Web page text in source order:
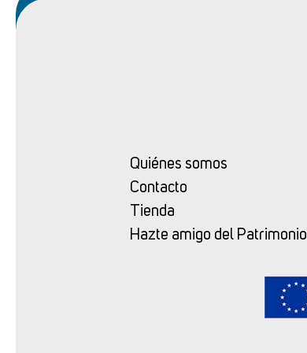
Quiénes somos
Contacto
Tienda
Hazte amigo del Patrimonio